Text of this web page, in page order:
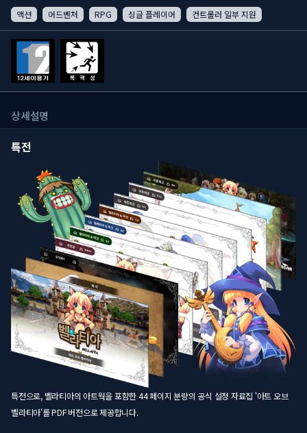
액션 어드벤처 RPG 싱글 플레이어 컨트롤러 일부 지원
상세설명
특전
특전으로, 벨라티아의 아트웍을 포함한 44 페이지 분량의 공식 설정 자료집 '아트 오브
벨라티아'를 PDF 버전으로 제공합니다.